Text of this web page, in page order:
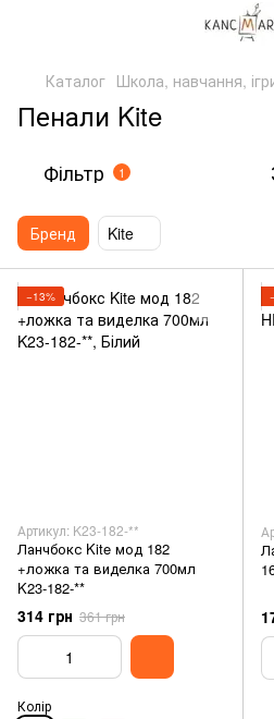
Каталог Школа, навчання,
Пенали Kite
Фільтр 1
Бренд Kite
−13%
Артикул: K23-182-**
Ланчбокс Kite мод 182
+ложка та виделка 700мл
K23-182-**
314 грн 361 грн
Колір